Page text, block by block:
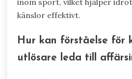
elitidrott inkluderar
biofeedback och
motståndskraft under
träning uppmuntrar